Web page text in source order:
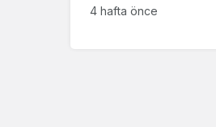
YAZICIOĞLU
4 hafta önce